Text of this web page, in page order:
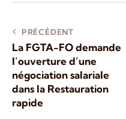
PRÉCÉDENT
La FGTA-FO demande
l’ouverture d’une
négociation salariale
dans la Restauration
rapide